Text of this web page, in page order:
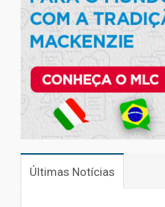
Últimas Notícias